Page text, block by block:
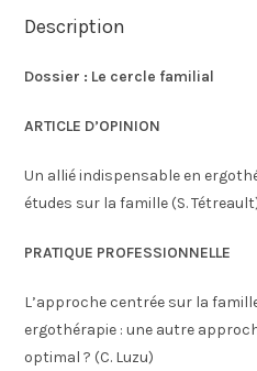
Description
Dossier : Le cercle familial
ARTICLE D’OPINION
Un allié indispensable en
études sur la famille (S.
PRATIQUE PROFESSIONNELLE
L’approche centrée sur la
ergothérapie : une autre
optimal ? (C. Luzu)